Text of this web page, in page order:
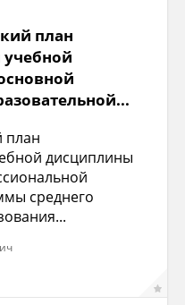
план
план
дисциплины
среднего